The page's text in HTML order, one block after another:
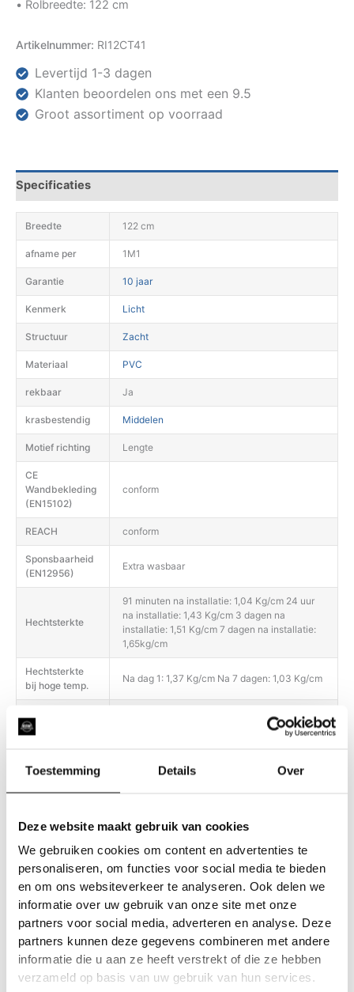
Toestemming Details Over
Deze website maakt gebruik van cookies
We gebruiken cookies om content en advertenties te
personaliseren, om functies voor social media te bieden
en om ons websiteverkeer te analyseren. Ook delen we
informatie over uw gebruik van onze site met onze
partners voor social media, adverteren en analyse. Deze
partners kunnen deze gegevens combineren met andere
informatie die u aan ze heeft verstrekt of die ze hebben
verzameld op basis van uw gebruik van hun services.
• Rolbreedte: 122 cm
Artikelnummer: RI12CT41
Levertijd 1-3 dagen
Klanten beoordelen ons met een 9.5
Groot assortiment op voorraad
Specificaties
Breedte 122 cm
afname per 1M1
Garantie 10 jaar
Kenmerk Licht
Structuur Zacht
Materiaal PVC
rekbaar Ja
krasbestendig Middelen
Motief richting Lengte
CE
Wandbekleding
(EN15102)
conform
REACH conform
Sponsbaarheid
(EN12956)
Extra wasbaar
Hechtsterkte
91 minuten na installatie: 1,04 Kg/cm 24 uur
na installatie: 1,43 Kg/cm 3 dagen na
installatie: 1,51 Kg/cm 7 dagen na installatie:
1,65kg/cm
Hechtsterkte
bij hoge temp.
Na dag 1: 1,37 Kg/cm Na 7 dagen: 1,03 Kg/cm
Duurzaamheid
Het product biedt een uitstekende weerstand
tegen water, vuil, schuren, UV-stralen en
basische pH. Heet water (niet koken) kan
Gerelateerde producten